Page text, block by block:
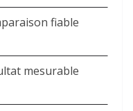
fiable
mesurable